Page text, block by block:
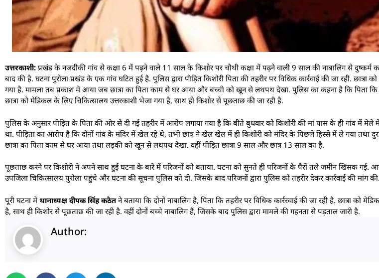
उत्तरकाशी: प्रखंड के नजदीकी गांव से कक्षा 6 में पढ़ने वाले 11 साल के किशोर पर चौथी कक्षा में पढ़ने वाली 9 साल की नाबालिग से दुष्कर्म
बाद की है. घटना पुरोला प्रखंड के एक गांव घटित हुई है. पुलिस द्वारा पीड़ित किशोरी पिता की तहरीर पर विधिक कार्रवाई की जा रही.
गया है. मामला तब प्रकाश में आया जब छात्रा का पिता काम से घर आया और बच्ची को खून से लथपथ देखा. पुलिस का कहना है कि पिता कि
छात्रा को मेडिकल के लिए चिकित्सालय उत्तरकाशी भेजा गया है, साथ ही किशोर से पूछताछ की जा रही है.
पुलिस के अनुसार पीड़ित के पिता की ओर से दी गई तहरीर में आरोप लगाया गया है कि बीते बुधवार को किशोरी की मां पास के ही गांव में मेले
था. पीड़िता का आरोप है कि दोनों गांव के मंदिर में खेल रहे थे, तभी छात्र ने खेल खेल में ही किशोरी को मंदिर के पिछले हिस्से में ले गया तथा
छात्रा का पिता काम से घर आया तथा लड़की को खून से लथपथ देखा. वहीं पीड़ित छात्रा 9 साल और छात्र 13 साल का है.
पूछताछ करने पर किशोरी ने अपने साथ हुई घटना के बारे में परिजनों को बताया. घटना को सुनते ही परिजनों के पैरों तले जमीन खिसक गई.
उपजिला चिकित्सालय पुरोला पहुंचे और घटना की सूचना पुलिस को दी. जिसके बाद परिजनों द्वारा पुलिस को तहरीर देकर कार्रवाई की मांग की.
पूरी घटना मेंथानाध्यक्ष दीपक सिंह कठैतने बताया कि दोनों नाबालिग है, पिता कि तहरीर पर विधिक कार्ररवाई की जा रही है. छात्रा को
है, साथ ही किशोर से पूछताछ की जा रही है. वहीं दोनों बच्चे नाबालिग हैं, जिसके बाद पुलिस द्वारा मामले की गहनता से पड़ताल जारी है.
Author: